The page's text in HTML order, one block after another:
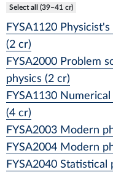
Select all (39–41 cr)
FYSA1120
(2 cr)
FYSA2000 Problem
physics (2 cr)
FYSA1130
(4 cr)
FYSA2003 Modern
FYSA2004 Modern
FYSA2040 Statistical